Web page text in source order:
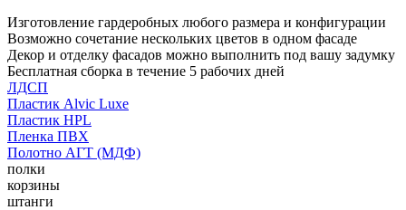
Изготовление гардеробных любого размера и конфигурации
Возможно сочетание нескольких цветов в одном фасаде
Декор и отделку фасадов можно выполнить под вашу задумку
Бесплатная сборка в течение 5 рабочих дней
ЛДСП
Пластик Alvic Luxe
Пластик HPL
Пленка ПВХ
Полотно АГТ (МДФ)
полки
корзины
штанги